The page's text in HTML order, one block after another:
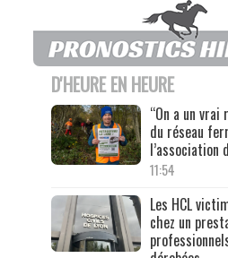
D'HEURE EN HEURE
“On a un
du réseau
l’association
11:54
Les HCL
chez un